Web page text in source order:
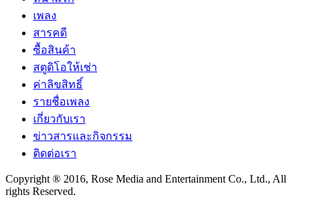
เพลง
สารคดี
ซื้อสินค้า
สตูดิโอให้เช่า
ค่าลิขสิทธิ์
รายชื่อเพลง
เกี่ยวกับเรา
ข่าวสารและกิจกรรม
ติดต่อเรา
Copyright ® 2016, Rose Media and Entertainment Co., Ltd., All
rights Reserved.